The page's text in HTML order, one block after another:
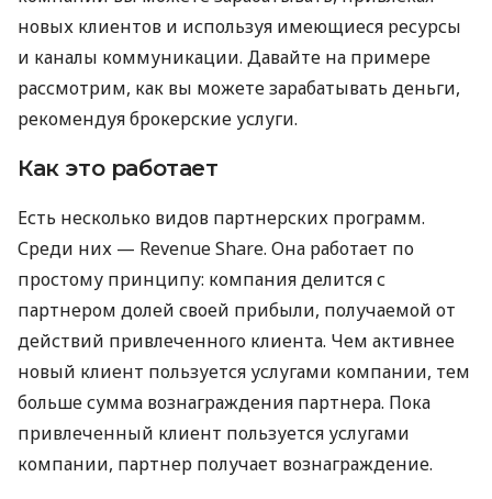
новых клиентов и используя имеющиеся ресурсы
и каналы коммуникации. Давайте на примере
рассмотрим, как вы можете зарабатывать деньги,
рекомендуя брокерские услуги.
Как это работает
Есть несколько видов партнерских программ.
Среди них — Revenue Share. Она работает по
простому принципу: компания делится с
партнером долей своей прибыли, получаемой от
действий привлеченного клиента. Чем активнее
новый клиент пользуется услугами компании, тем
больше сумма вознаграждения партнера. Пока
привлеченный клиент пользуется услугами
компании, партнер получает вознаграждение.